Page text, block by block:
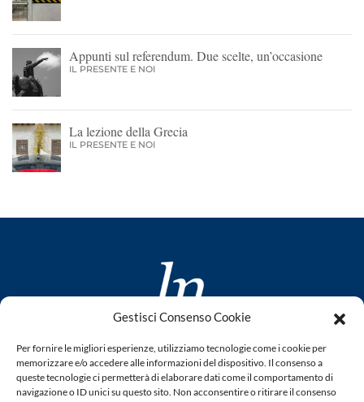
Gestisci Consenso Cookie
Per fornire le migliori esperienze, utilizziamo tecnologie come i cookie per
memorizzare e/o accedere alle informazioni del dispositivo. Il consenso a
queste tecnologie ci permetterà di elaborare dati come il comportamento di
navigazione o ID unici su questo sito. Non acconsentire o ritirare il consenso
Appunti sul referendum. Due scelte, un’occasione
IL PRESENTE E NOI
La lezione della Grecia
IL PRESENTE E NOI
www.laletteraturaenoi.it
fondato da Romano Luperini
Questo blog non rappresenta una testata giornalistica in